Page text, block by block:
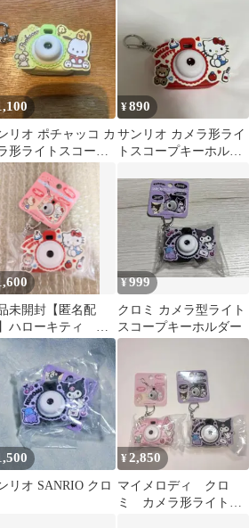
オリジナル
リオ ポチャッコ カ
形ライトスコープ
ホルダー ミニチュ
イ
¥890
サンリオ カメラ形ライ
トスコープキーホルダ
未開封【匿名配
ハローキティ カ
形 ライトスコー
キーホルダー
¥999
クロミ カメラ型ライト
スコープキーホルダー
リオ SANRIO クロ
¥2,850
マイメロディ クロ
ミ カメラ形ライトス